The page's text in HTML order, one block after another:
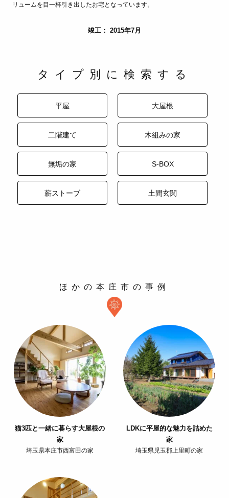
リュームを目一杯引き出したお宅となっています。
竣工： 2015年7月
タイプ別に検索する
平屋 大屋根
二階建て 木組みの家
無垢の家 S-BOX
薪ストーブ 土間玄関
ほかの本庄市の事例
猫3匹と一緒に暮らす大屋根の
家
埼玉県本庄市西富田の家
LDKに平屋的な魅力を詰めた
家
埼玉県児玉郡上里町の家